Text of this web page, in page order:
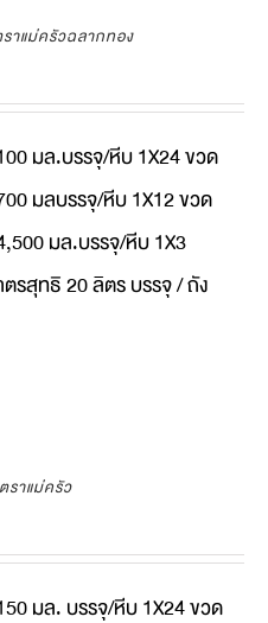
าแม่ครัวฉลากทอง
มล.บรรจุ/หีบ 1X24 ขวด
มลบรรจุ/หีบ 1X12 ขวด
มล.บรรจุ/หีบ 1X3
รสุทธิ 20 ลิตร บรรจุ / ถัง
ราแม่ครัว
มล. บรรจุ/หีบ 1X24 ขวด